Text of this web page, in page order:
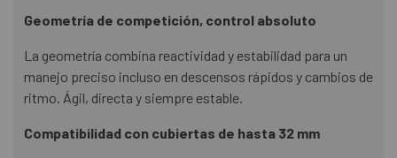
Geometría de competición, control absoluto
La geometría combina reactividad y estabilidad para un
manejo preciso incluso en descensos rápidos y cambios de
ritmo. Ágil, directa y siempre estable.
Compatibilidad con cubiertas de hasta 32 mm